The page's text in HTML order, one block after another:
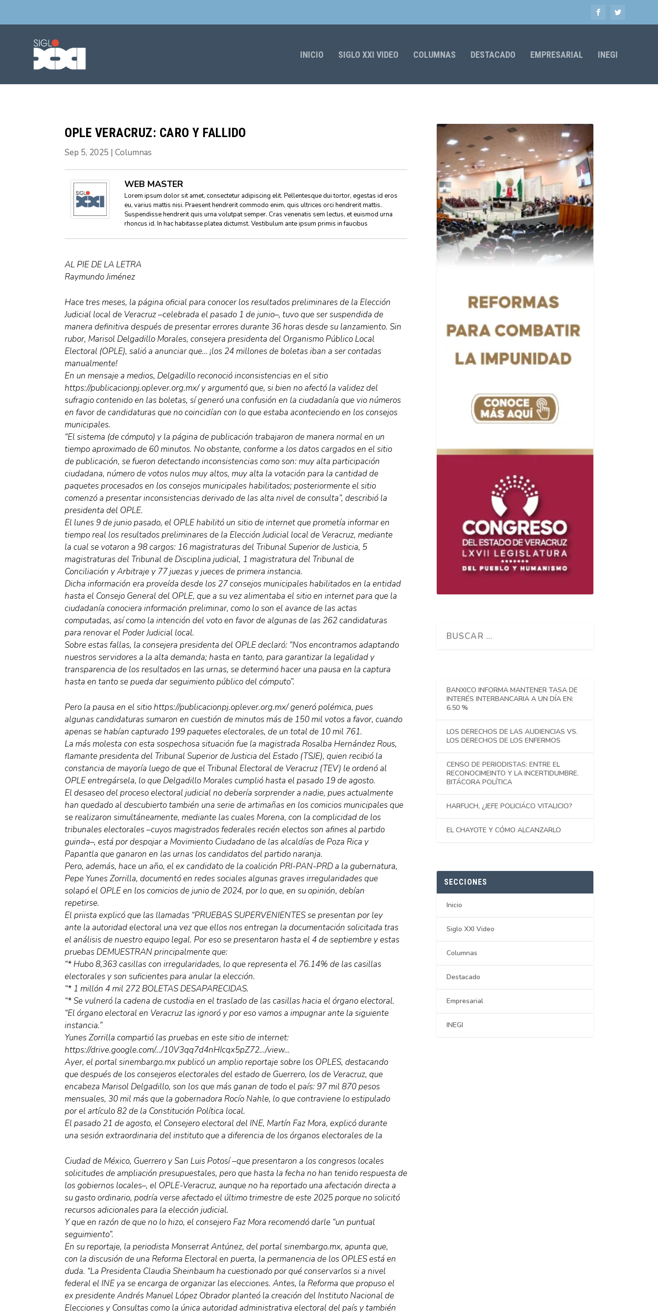
INICIO SIGLO XXI VIDEO COLUMNAS DESTACADO EMPRESARIAL INEGI
OPLE VERACRUZ: CARO Y FALLIDO
Sep 5, 2025 | Columnas
WEB MASTER
Lorem ipsum dolor sit amet, consectetur adipiscing elit. Pellentesque dui tortor, egestas id eros
eu, varius mattis nisi. Praesent hendrerit commodo enim, quis ultrices orci hendrerit mattis.
Suspendisse hendrerit quis urna volutpat semper. Cras venenatis sem lectus, et euismod urna
rhoncus id. In hac habitasse platea dictumst. Vestibulum ante ipsum primis in faucibus
AL PIE DE LA LETRA
Raymundo Jiménez
Hace tres meses, la página oficial para conocer los resultados preliminares de la Elección
Judicial local de Veracruz –celebrada el pasado 1 de junio–, tuvo que ser suspendida de
manera definitiva después de presentar errores durante 36 horas desde su lanzamiento. Sin
rubor, Marisol Delgadillo Morales, consejera presidenta del Organismo Público Local
Electoral (OPLE), salió a anunciar que… ¡los 24 millones de boletas iban a ser contadas
manualmente!
En un mensaje a medios, Delgadillo reconoció inconsistencias en el sitio
https://publicacionpj.oplever.org.mx/ y argumentó que, si bien no afectó la validez del
sufragio contenido en las boletas, sí generó una confusión en la ciudadanía que vio números
en favor de candidaturas que no coincidían con lo que estaba aconteciendo en los consejos
municipales.
“El sistema (de cómputo) y la página de publicación trabajaron de manera normal en un
tiempo aproximado de 60 minutos. No obstante, conforme a los datos cargados en el sitio
de publicación, se fueron detectando inconsistencias como son: muy alta participación
ciudadana, número de votos nulos muy altos, muy alta la votación para la cantidad de
paquetes procesados en los consejos municipales habilitados; posteriormente el sitio
comenzó a presentar inconsistencias derivado de las alta nivel de consulta”, describió la
presidenta del OPLE.
El lunes 9 de junio pasado, el OPLE habilitó un sitio de internet que prometía informar en
tiempo real los resultados preliminares de la Elección Judicial local de Veracruz, mediante
la cual se votaron a 98 cargos: 16 magistraturas del Tribunal Superior de Justicia, 5
magistraturas del Tribunal de Disciplina judicial, 1 magistratura del Tribunal de
Conciliación y Arbitraje y 77 juezas y jueces de primera instancia.
Dicha información era proveída desde los 27 consejos municipales habilitados en la entidad
hasta el Consejo General del OPLE, que a su vez alimentaba el sitio en internet para que la
ciudadanía conociera información preliminar, como lo son el avance de las actas
computadas, así como la intención del voto en favor de algunas de las 262 candidaturas
para renovar el Poder Judicial local.
Sobre estas fallas, la consejera presidenta del OPLE declaró: “Nos encontramos adaptando
nuestros servidores a la alta demanda; hasta en tanto, para garantizar la legalidad y
transparencia de los resultados en las urnas, se determinó hacer una pausa en la captura
hasta en tanto se pueda dar seguimiento público del cómputo”.
Pero la pausa en el sitio https://publicacionpj.oplever.org.mx/ generó polémica, pues
algunas candidaturas sumaron en cuestión de minutos más de 150 mil votos a favor, cuando
apenas se habían capturado 199 paquetes electorales, de un total de 10 mil 761.
La más molesta con esta sospechosa situación fue la magistrada Rosalba Hernández Rous,
flamante presidenta del Tribunal Superior de Justicia del Estado (TSJE), quien recibió la
constancia de mayoría luego de que el Tribunal Electoral de Veracruz (TEV) le ordenó al
OPLE entregársela, lo que Delgadillo Morales cumplió hasta el pasado 19 de agosto.
El desaseo del proceso electoral judicial no debería sorprender a nadie, pues actualmente
han quedado al descubierto también una serie de artimañas en los comicios municipales que
se realizaron simultáneamente, mediante las cuales Morena, con la complicidad de los
tribunales electorales –cuyos magistrados federales recién electos son afines al partido
guinda–, está por despojar a Movimiento Ciudadano de las alcaldías de Poza Rica y
Papantla que ganaron en las urnas los candidatos del partido naranja.
Pero, además, hace un año, el ex candidato de la coalición PRI-PAN-PRD a la gubernatura,
Pepe Yunes Zorrilla, documentó en redes sociales algunas graves irregularidades que
solapó el OPLE en los comicios de junio de 2024, por lo que, en su opinión, debían
repetirse.
El priista explicó que las llamadas “PRUEBAS SUPERVENIENTES se presentan por ley
ante la autoridad electoral una vez que ellos nos entregan la documentación solicitada tras
el análisis de nuestro equipo legal. Por eso se presentaron hasta el 4 de septiembre y estas
pruebas DEMUESTRAN principalmente que:
“* Hubo 8,363 casillas con irregularidades, lo que representa el 76.14% de las casillas
electorales y son suficientes para anular la elección.
“* 1 millón 4 mil 272 BOLETAS DESAPARECIDAS.
“* Se vulneró la cadena de custodia en el traslado de las casillas hacia el órgano electoral.
“El órgano electoral en Veracruz las ignoró y por eso vamos a impugnar ante la siguiente
instancia.”
Yunes Zorrilla compartió las pruebas en este sitio de internet:
https://drive.google.com/…/10V3qq7d4nHIcqx5pZ72…/view…
Ayer, el portal sinembargo.mx publicó un amplio reportaje sobre los OPLES, destacando
que después de los consejeros electorales del estado de Guerrero, los de Veracruz, que
encabeza Marisol Delgadillo, son los que más ganan de todo el país: 97 mil 870 pesos
mensuales, 30 mil más que la gobernadora Rocío Nahle, lo que contraviene lo estipulado
por el artículo 82 de la Constitución Política local.
El pasado 21 de agosto, el Consejero electoral del INE, Martín Faz Mora, explicó durante
una sesión extraordinaria del instituto que a diferencia de los órganos electorales de la
Ciudad de México, Guerrero y San Luis Potosí –que presentaron a los congresos locales
solicitudes de ampliación presupuestales, pero que hasta la fecha no han tenido respuesta de
los gobiernos locales–, el OPLE-Veracruz, aunque no ha reportado una afectación directa a
su gasto ordinario, podría verse afectado el último trimestre de este 2025 porque no solicitó
recursos adicionales para la elección judicial.
Y que en razón de que no lo hizo, el consejero Faz Mora recomendó darle “un puntual
seguimiento”.
En su reportaje, la periodista Monserrat Antúnez, del portal sinembargo.mx, apunta que,
con la discusión de una Reforma Electoral en puerta, la permanencia de los OPLES está en
duda. “La Presidenta Claudia Sheinbaum ha cuestionado por qué conservarlos si a nivel
federal el INE ya se encarga de organizar las elecciones. Antes, la Reforma que propuso el
ex presidente Andrés Manuel López Obrador planteó la creación del Instituto Nacional de
Elecciones y Consultas como la única autoridad administrativa electoral del país y también
BANXICO INFORMA MANTENER TASA DE
INTERÉS INTERBANCARIA A UN DÍA EN:
6.50 %
LOS DERECHOS DE LAS AUDIENCIAS VS.
LOS DERECHOS DE LOS ENFERMOS
CENSO DE PERIODISTAS: ENTRE EL
RECONOCIMEINTO Y LA INCERTIDUMBRE.
BITÁCORA POLÍTICA
HARFUCH, ¿JEFE POLICIÁCO VITALICIO?
EL CHAYOTE Y CÓMO ALCANZARLO
SECCIONES
Inicio
Siglo XXI Video
Columnas
Destacado
Empresarial
INEGI